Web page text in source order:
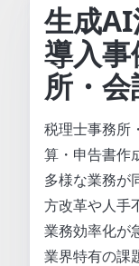
生成AI
導入
所・会
税理士事務所
算・申告書作
多様な業務が
方改革や人手
業務効率化が
業界特有の課